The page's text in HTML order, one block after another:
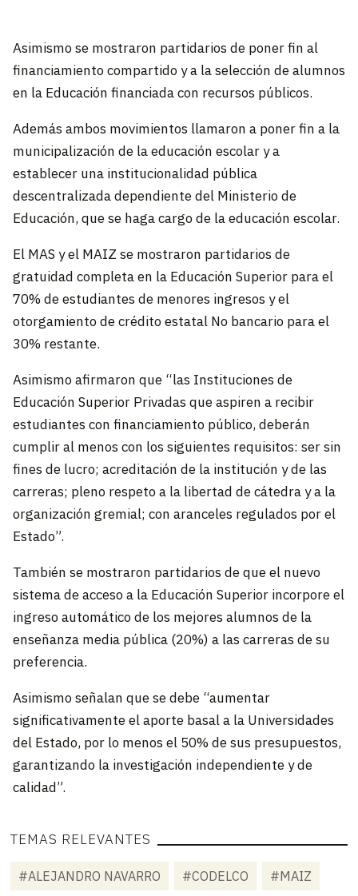
Asimismo se mostraron partidarios de poner fin al
financiamiento compartido y a la selección de alumnos
en la Educación financiada con recursos públicos.
Además ambos movimientos llamaron a poner fin a la
municipalización de la educación escolar y a
establecer una institucionalidad pública
descentralizada dependiente del Ministerio de
Educación, que se haga cargo de la educación escolar.
El MAS y el MAIZ se mostraron partidarios de
gratuidad completa en la Educación Superior para el
70% de estudiantes de menores ingresos y el
otorgamiento de crédito estatal No bancario para el
30% restante.
Asimismo afirmaron que “las Instituciones de
Educación Superior Privadas que aspiren a recibir
estudiantes con financiamiento público, deberán
cumplir al menos con los siguientes requisitos: ser sin
fines de lucro; acreditación de la institución y de las
carreras; pleno respeto a la libertad de cátedra y a la
organización gremial; con aranceles regulados por el
Estado”.
También se mostraron partidarios de que el nuevo
sistema de acceso a la Educación Superior incorpore el
ingreso automático de los mejores alumnos de la
enseñanza media pública (20%) a las carreras de su
preferencia.
Asimismo señalan que se debe “aumentar
significativamente el aporte basal a la Universidades
del Estado, por lo menos el 50% de sus presupuestos,
garantizando la investigación independiente y de
calidad”.
TEMAS RELEVANTES
#ALEJANDRO NAVARRO #CODELCO #MAIZ